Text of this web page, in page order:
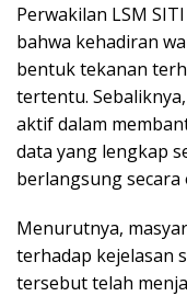
Perwakilan LSM
bahwa kehadiran
bentuk tekanan
tertentu.
aktif dalam
data yang lengkap
berlangsung
Menurutnya,
terhadap kejelasan
tersebut telah